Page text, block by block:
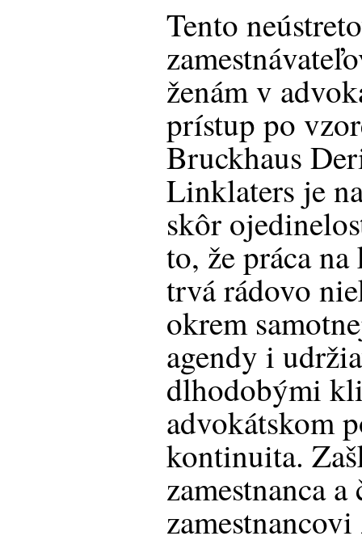
Tento
ženám v
prístup po
Bruckhaus
Linklaters je
skôr
to, že práca
trvá rádovo
okrem
agendy i
dlhodobými
advokátskom
kontinuita.
zamestnanca